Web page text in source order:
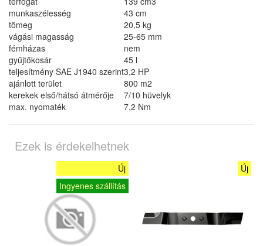
munkaszélesség
43 cm
tömeg
20,5 kg
vágási magasság
25-65 mm
fémházas
nem
gyűjtőkosár
45 l
teljesítmény SAE J1940 szerint3,2 HP
ajánlott terület
800 m2
kerekek első/hátsó átmérője
7/10 hüvelyk
max. nyomaték
7,2 Nm
Ezek is érdekelhetnek
Új
Ingyenes szállítás
Új